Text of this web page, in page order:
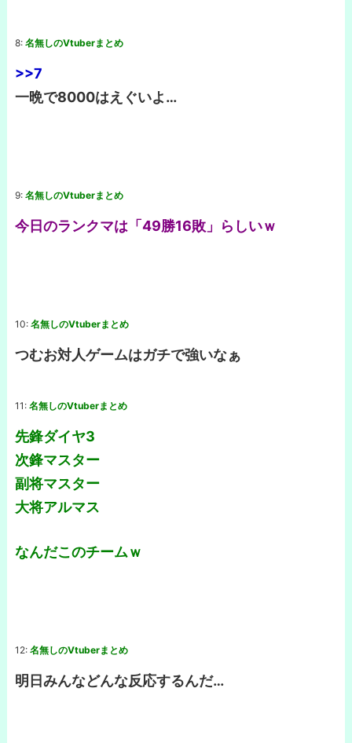
8: 名無しのVtuberまとめ
>>7
一晩で8000はえぐいよ…
9: 名無しのVtuberまとめ
今日のランクマは「49勝16敗」らしいｗ
10: 名無しのVtuberまとめ
つむお対人ゲームはガチで強いなぁ
11: 名無しのVtuberまとめ
先鋒ダイヤ3
次鋒マスター
副将マスター
大将アルマス
なんだこのチームｗ
12: 名無しのVtuberまとめ
明日みんなどんな反応するんだ…